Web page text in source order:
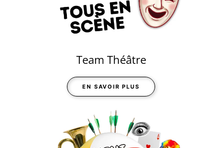
Team Théâtre
EN SAVOIR PLUS